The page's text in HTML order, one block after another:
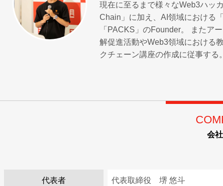
現在に至るまで様々なWeb3ハッ
Chain」に加え、AI領域における
「PACKS」のFounder。 またア
解促進活動やWeb3領域における
クチェーン講座の作成に従事す
会
代表者 代表取締役 堺 悠斗